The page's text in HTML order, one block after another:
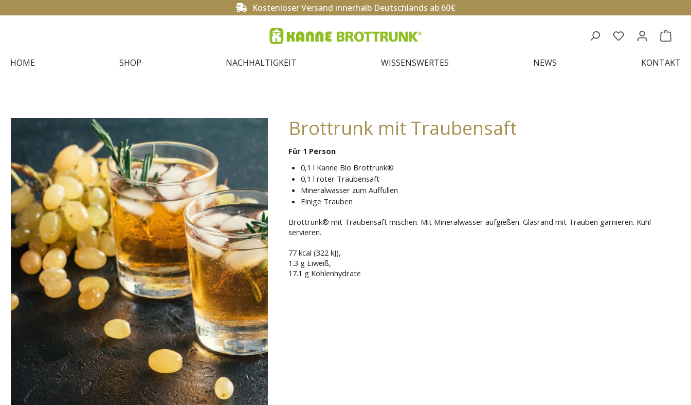
Kostenloser Versand innerhalb Deutschlands ab 60€
HOME SHOP NACHHALTIGKEIT WISSENSWERTES NEWS KONTAKT
Brottrunk mit Traubensaft
Für 1 Person
0,1 l Kanne Bio Brottrunk®
0,1 l roter Traubensaft
Mineralwasser zum Auffüllen
Einige Trauben
Brottrunk® mit Traubensaft mischen. Mit Mineralwasser aufgießen. Glasrand mit Trauben garnieren. Kühl
servieren.
77 kcal (322 kJ),
1.3 g Eiweiß,
17.1 g Kohlenhydrate